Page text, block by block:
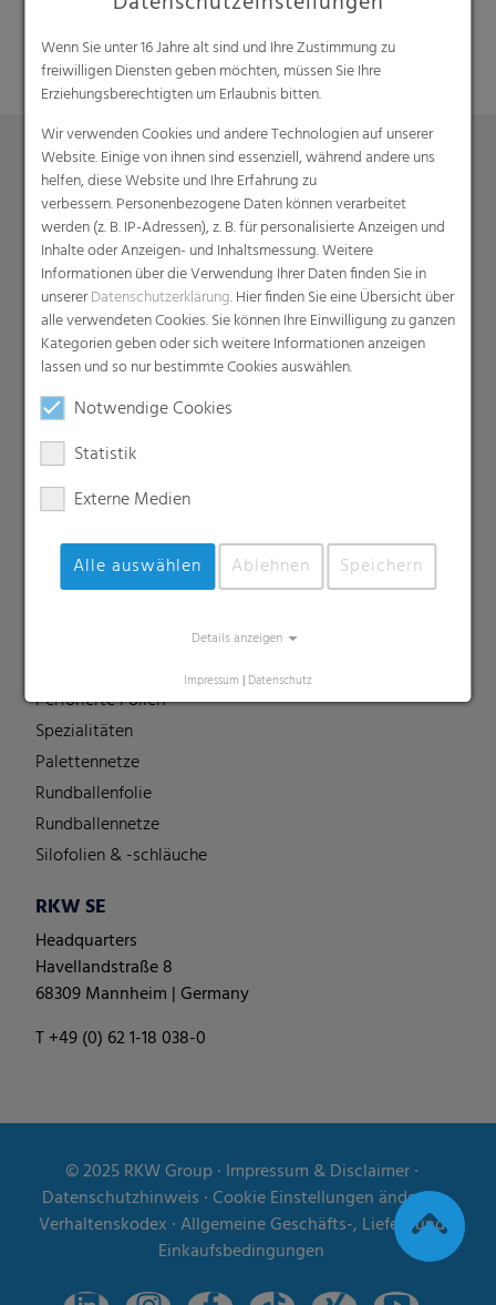
Wenn Sie unter 16 Jahre alt sind und Ihre Zustimmung zu
freiwilligen Diensten geben möchten, müssen Sie Ihre
Erziehungsberechtigten um Erlaubnis bitten.
Wir verwenden Cookies und andere Technologien auf unserer
Website. Einige von ihnen sind essenziell, während andere uns
helfen, diese Website und Ihre Erfahrung zu
verbessern. Personenbezogene Daten können verarbeitet
werden (z. B. IP-Adressen), z. B. für personalisierte Anzeigen und
Inhalte oder Anzeigen- und Inhaltsmessung. Weitere
Informationen über die Verwendung Ihrer Daten finden Sie in
unsererDatenschutzerklärung. Hier finden Sie eine Übersicht über
alle verwendeten Cookies. Sie können Ihre Einwilligung zu ganzen
Kategorien geben oder sich weitere Informationen anzeigen
lassen und so nur bestimmte Cookies auswählen.
Notwendige Cookies
Statistik
Externe Medien
Alle auswählen Ablehnen Speichern
Details anzeigen
Impressum | Datenschutz
Produkte
Barrierefolien
Compounds
Dachunterspannbahnen
Industriefolien, Säcke, Sackverpackungen
Liners
MDO Folien
Multipack-Schrumpffolien
Papierähnliche Folien
Schrumpffolien & Stretchhauben
Kaschierfolien
Technische Folien
Ernteverfrühungsfolien
Perforierte Folien
Spezialitäten
Palettennetze
Rundballenfolie
Rundballennetze
Silofolien & -schläuche
RKW SE
Headquarters
Havellandstraße 8
68309 Mannheim | Germany
T +49 (0) 62 1-18 038-0
© 2025RKW Group∙ Impressum & Disclaimer∙
Datenschutzhinweis ∙Cookie Einstellungen ändern∙
Verhaltenskodex ∙Allgemeine Geschäfts-, Liefer- und
Einkaufsbedingungen